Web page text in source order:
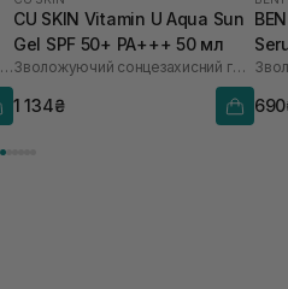
Сонцезахисний крем 3 в 1 для захисту, освітлення та догляду за шкірою
CU SKIN Vitamin U Aqua Sun
Gel SPF 50+ PA+++ 50 мл
Зволожуючий сонцезахисний гель
1 134₴